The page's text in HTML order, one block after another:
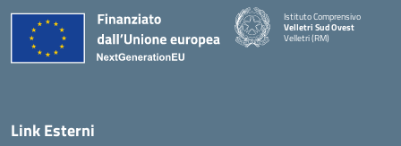
Istituto Comprensivo
Velletri Sud Ovest
Velletri (RM)
Link Esterni